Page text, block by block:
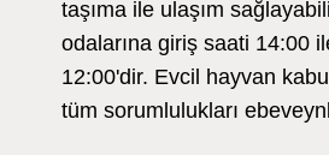
taşıma ile ulaşım
odalarına giriş saati 14:00
12:00'dir. Evcil hayvan
tüm sorumlulukları